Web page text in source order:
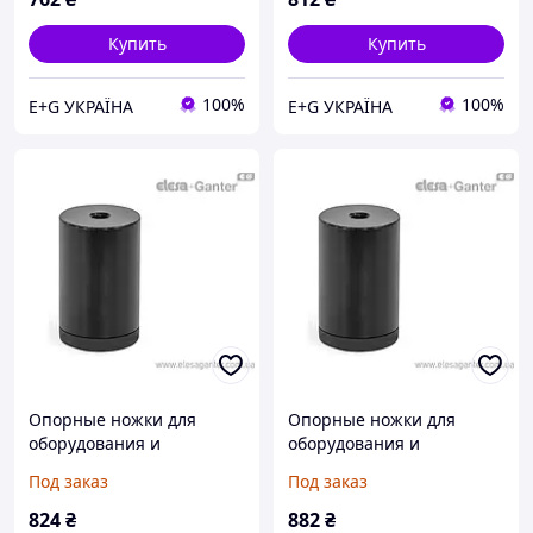
Купить
E+G УКРАЇНА 100%
Купить
E+G УКРАЇНА 100%
Опорные ножки для
оборудования и
монтаж, закрытые
отверстия GN 440-20-20-
Под заказ
824₴
Опорные ножки для
оборудования и
монтаж, закрытые
отверстия GN 440-20-30-
Под заказ
882₴